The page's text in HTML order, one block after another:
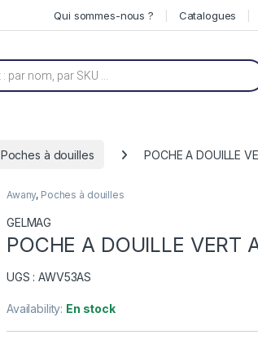
Qui sommes-nous ? Catalogues
Poches à douilles POCHE A DOUILLE
Awany, Poches à douilles
GELMAG
POCHE A DOUILLE VERT
UGS : AWV53AS
Availability: En stock